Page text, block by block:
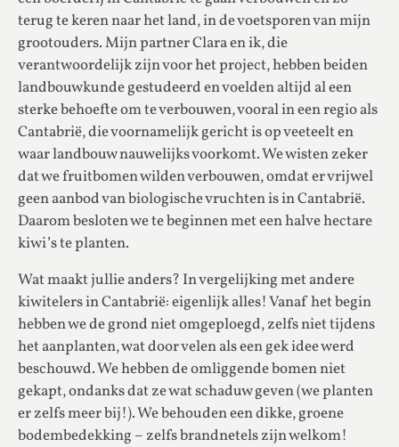
terug te keren naar het land, in de voetsporen van mijn
grootouders. Mijn partner Clara en ik, die
verantwoordelijk zijn voor het project, hebben beiden
landbouwkunde gestudeerd en voelden altijd al een
sterke behoefte om te verbouwen, vooral in een regio als
Cantabrië, die voornamelijk gericht is op veeteelt en
waar landbouw nauwelijks voorkomt. We wisten zeker
dat we fruitbomen wilden verbouwen, omdat er vrijwel
geen aanbod van biologische vruchten is in Cantabrië.
Daarom besloten we te beginnen met een halve hectare
kiwi’s te planten.
Wat maakt jullie anders? In vergelijking met andere
kiwitelers in Cantabrië: eigenlijk alles! Vanaf het begin
hebben we de grond niet omgeploegd, zelfs niet tijdens
het aanplanten, wat door velen als een gek idee werd
beschouwd. We hebben de omliggende bomen niet
gekapt, ondanks dat ze wat schaduw geven (we planten
er zelfs meer bij!). We behouden een dikke, groene
bodembedekking – zelfs brandnetels zijn welkom!